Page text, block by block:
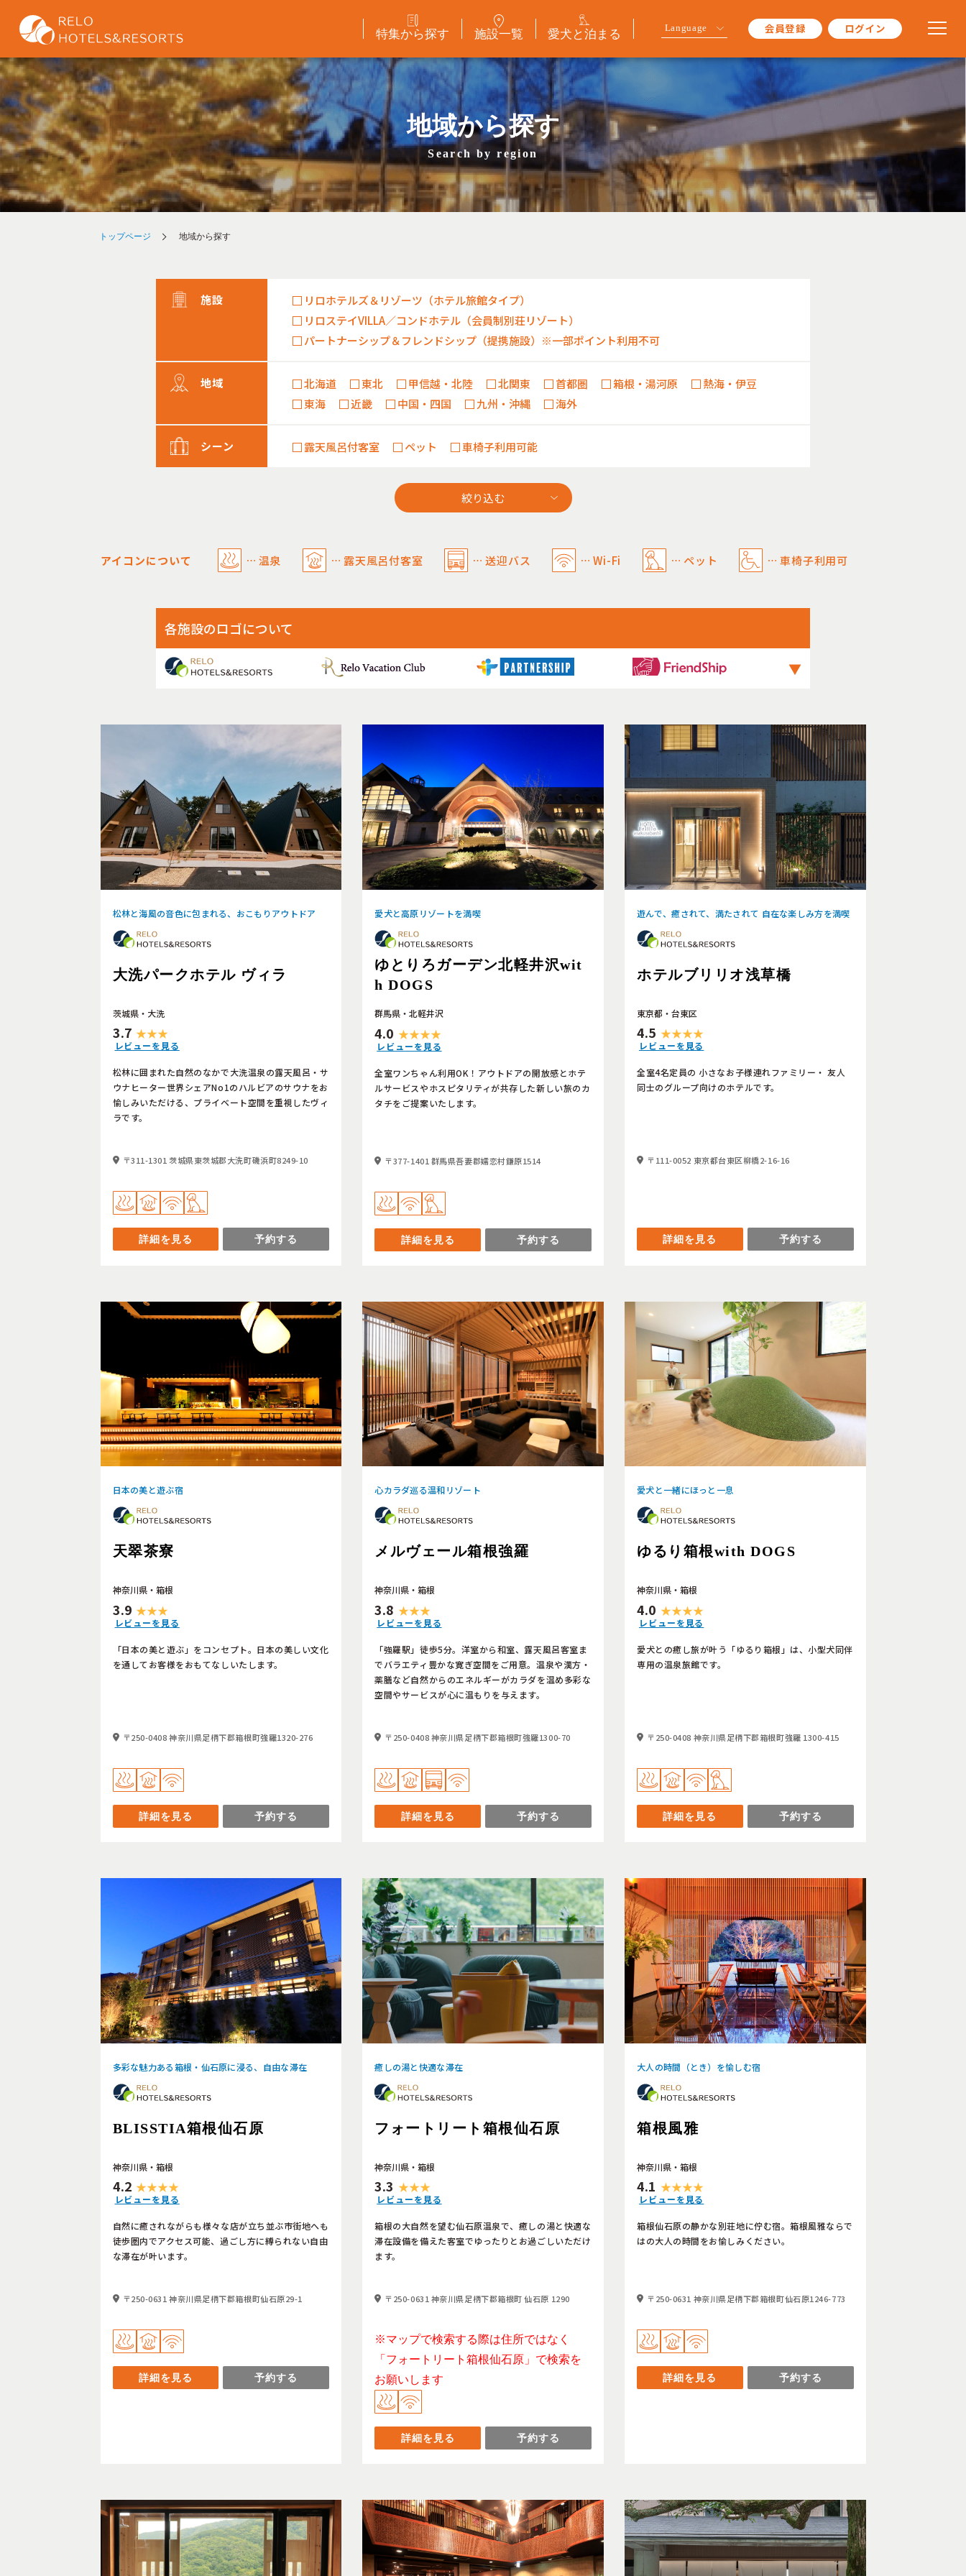
特集から探す 施設一覧 愛犬と泊まる Language 会員登録 ログイン
地域から探す
Search by region
トップページ 地域から探す
施設
リロホテルズ＆リゾーツ（ホテル旅館タイプ）
リロステイVILLA／コンドホテル（会員制別荘リゾート）
パートナーシップ＆フレンドシップ（提携施設）※一部ポイント利用不可
地域 北海道 東北 甲信越・北陸 北関東 首都圏 箱根・湯河原
熱海・伊豆
東海
近畿 中国・四国 九州・沖縄 海外
シーン 露天風呂付客室 ペット 車椅子利用可能
アイコンについて 温泉 露天風呂付客室 送迎バス Wi-Fi ペット 車椅子利用可
各施設のロゴについて
▼
松林と海風の音色に包まれる、おこもりアウトドア
大洗パークホテル ヴィラ
茨城県・大洗
3.7
レビューを見る
松林に囲まれた自然のなかで大洗温泉の露天風呂・サ
ウナヒーター世界シェアNo1のハルビアのサウナをお
愉しみいただける、プライベート空間を重視したヴィ
ラです。
〒311-1301 茨城県東茨城郡大洗町磯浜町8249-10
詳細を見る 予約する
愛犬と高原リゾートを満喫
ゆとりろガーデン北軽井沢wit
h DOGS
群馬県・北軽井沢
4.0
レビューを見る
全室ワンちゃん利用OK！アウトドアの開放感とホテ
ルサービスやホスピタリティが共存した新しい旅のカ
タチをご提案いたします。
〒377-1401 群馬県吾妻郡嬬恋村鎌原1514
詳細を見る 予約する
遊んで、癒されて、満たされて 自在な楽しみ方を満喫
ホテルブリリオ浅草橋
東京都・台東区
4.5
レビューを見る
全室4名定員の 小さなお子様連れファミリー・ 友人
同士のグループ向けのホテルです。
〒111-0052 東京都台東区柳橋2-16-16
詳細を見る 予約する
日本の美と遊ぶ宿
天翠茶寮
神奈川県・箱根
3.9
レビューを見る
「日本の美と遊ぶ」をコンセプト。日本の美しい文化
を通してお客様をおもてなしいたします。
〒250-0408 神奈川県足柄下郡箱根町強羅1320-276
詳細を見る 予約する
心カラダ巡る温和リゾート
メルヴェール箱根強羅
神奈川県・箱根
3.8
レビューを見る
「強羅駅」徒歩5分。洋室から和室、露天風呂客室ま
でバラエティ豊かな寛ぎ空間をご用意。温泉や漢方・
薬膳など自然からのエネルギーがカラダを温め多彩な
空間やサービスが心に温もりを与えます。
〒250-0408 神奈川県足柄下郡箱根町強羅1300-70
詳細を見る 予約する
愛犬と一緒にほっと一息
ゆるり箱根with DOGS
神奈川県・箱根
4.0
レビューを見る
愛犬との癒し旅が叶う「ゆるり箱根」は、小型犬同伴
専用の温泉旅館です。
〒250-0408 神奈川県足柄下郡箱根町強羅 1300-415
詳細を見る 予約する
多彩な魅力ある箱根・仙石原に浸る、自由な滞在
BLISSTIA箱根仙石原
神奈川県・箱根
4.2
レビューを見る
自然に癒されながらも様々な店が立ち並ぶ市街地へも
徒歩圏内でアクセス可能、過ごし方に縛られない自由
な滞在が叶います。
〒250-0631 神奈川県足柄下郡箱根町仙石原29-1
詳細を見る 予約する
癒しの湯と快適な滞在
フォートリート箱根仙石原
神奈川県・箱根
3.3
レビューを見る
箱根の大自然を望む仙石原温泉で、癒しの湯と快適な
滞在設備を備えた客室でゆったりとお過ごしいただけ
ます。
〒250-0631 神奈川県足柄下郡箱根町 仙石原 1290
※マップで検索する際は住所ではなく
「フォートリート箱根仙石原」で検索を
お願いします
詳細を見る 予約する
大人の時間（とき）を愉しむ宿
箱根風雅
神奈川県・箱根
4.1
レビューを見る
箱根仙石原の静かな別荘地に佇む宿。箱根風雅ならで
はの大人の時間をお愉しみください。
〒250-0631 神奈川県足柄下郡箱根町仙石原1246-773
詳細を見る 予約する